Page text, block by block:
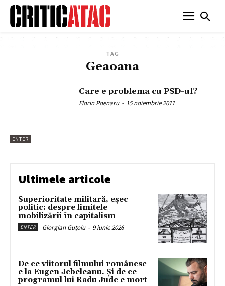
TAG
Geaoana
ENTER
Care e problema cu PSD-ul?
Florin Poenaru - 15 noiembrie 2011
Ultimele articole
Superioritate militară, eșec
politic: despre limitele
mobilizării în capitalism
ENTER Giorgian Guțoiu - 9 iunie 2026
De ce viitorul filmului românesc
e la Eugen Jebeleanu. Și de ce
programul lui Radu Jude e mort